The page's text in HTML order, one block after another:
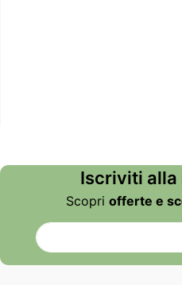
Iscriviti alla
Scopri offerte e